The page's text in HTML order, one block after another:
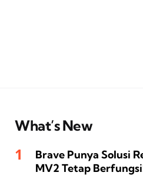
What’s New
Brave Punya Solusi
MV2 Tetap